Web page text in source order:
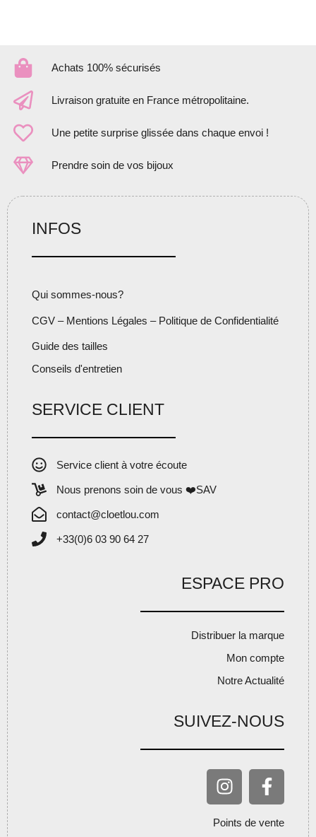
Achats 100% sécurisés
Livraison gratuite en France métropolitaine.
Une petite surprise glissée dans chaque envoi !
Prendre soin de vos bijoux
INFOS
Qui sommes-nous?
CGV – Mentions Légales – Politique de Confidentialité
Guide des tailles
Conseils d'entretien
SERVICE CLIENT
Service client à votre écoute
Nous prenons soin de vous ❤️SAV
contact@cloetlou.com
+33(0)6 03 90 64 27
ESPACE PRO
Distribuer la marque
Mon compte
Notre Actualité
SUIVEZ-NOUS
Points de vente